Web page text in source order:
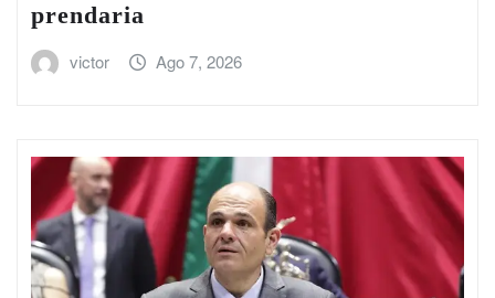
prendaria
victor Ago 7, 2026